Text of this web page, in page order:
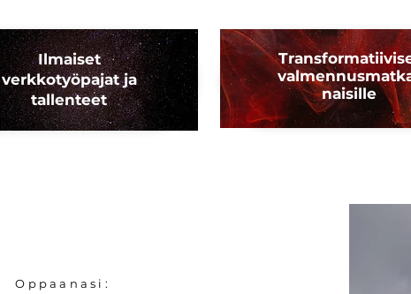
Ilmaiset
verkkotyöpajat ja
tallenteet
naisille
Oppaanasi: